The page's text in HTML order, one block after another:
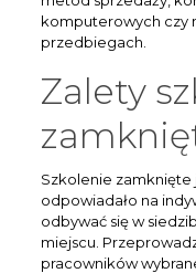
komputerowych czy
przedbiegach.
Zalety
Szkolenie
odpowiadało na
odbywać się w
miejscu.
pracowników